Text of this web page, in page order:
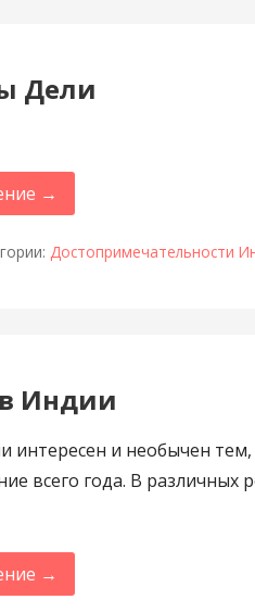
Дели
→
Достопримечательности
Индии
интересен и необычен тем,
всего года. В различных
→